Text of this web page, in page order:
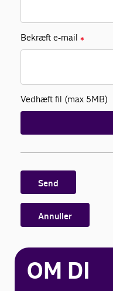
Bekræft e-mail ✱
Vedhæft fil (max 5MB)
Send
Annuller
OM DI